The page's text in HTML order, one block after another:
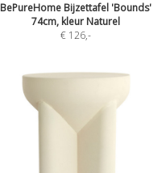
BePureHome Bijzettafel 'Bounds'
74cm, kleur Naturel
€ 126,-